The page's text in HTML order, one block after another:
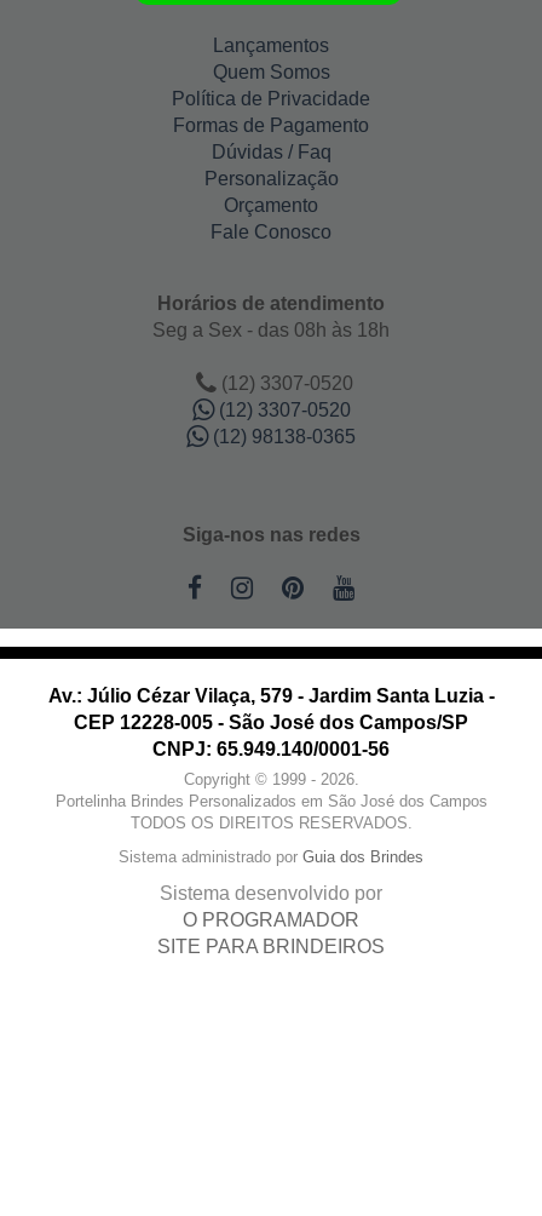
Lançamentos
Quem Somos
Política de Privacidade
Formas de Pagamento
Dúvidas / Faq
Personalização
Orçamento
Fale Conosco
Horários de atendimento
Seg a Sex - das 08h às 18h
(12) 3307-0520
(12) 3307-0520
(12) 98138-0365
Siga-nos nas redes
Av.: Júlio Cézar Vilaça, 579 - Jardim Santa Luzia -
CEP 12228-005 - São José dos Campos/SP
CNPJ: 65.949.140/0001-56
Copyright © 1999 - 2026.
Portelinha Brindes Personalizados em São José dos Campos
TODOS OS DIREITOS RESERVADOS.
Sistema administrado por Guia dos Brindes
Sistema desenvolvido por
O PROGRAMADOR
SITE PARA BRINDEIROS